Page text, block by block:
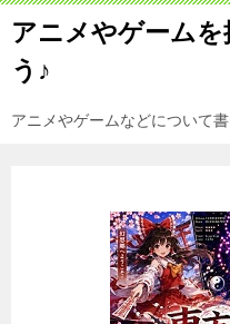
アニメやゲームを
う♪
アニメやゲームなどについて